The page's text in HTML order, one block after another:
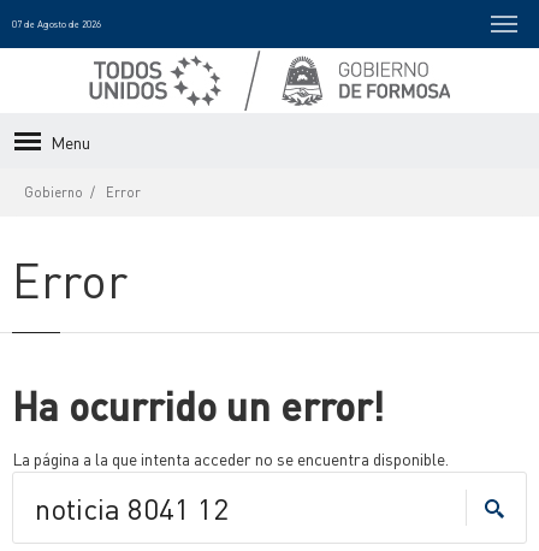
07 de Agosto de 2026
Menu
Gobierno Error
Error
Ha ocurrido un error!
La página a la que intenta acceder no se encuentra disponible.